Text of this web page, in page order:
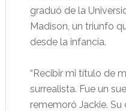
graduó de la
Madison, un triunfo
desde la infancia.
“Recibir mi título de
surrealista. Fue un
rememoró Jackie. Su